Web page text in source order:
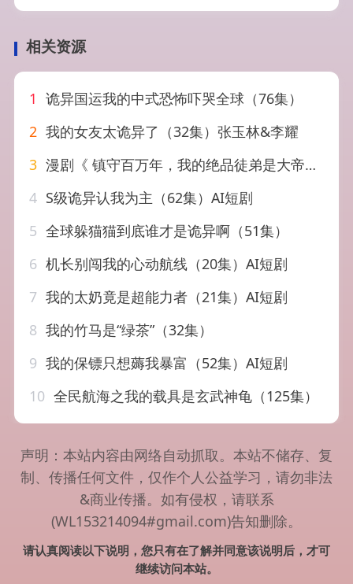
相关资源
1 诡异国运我的中式恐怖吓哭全球（76集）
2 我的女友太诡异了（32集）张玉林&李耀
3 漫剧《 镇守百万年，我的绝品徒弟是大帝&镇守百万年我的绝品徒弟是大帝（62集）漫剧
4 S级诡异认我为主（62集）AI短剧
5 全球躲猫猫到底谁才是诡异啊（51集）
6 机长别闯我的心动航线（20集）AI短剧
7 我的太奶竟是超能力者（21集）AI短剧
8 我的竹马是“绿茶”（32集）
9 我的保镖只想薅我暴富（52集）AI短剧
10 全民航海之我的载具是玄武神龟（125集）
声明：本站内容由网络自动抓取。本站不储存、复
制、传播任何文件，仅作个人公益学习，请勿非法
&商业传播。如有侵权，请联系
(WL153214094#gmail.com)告知删除。
请认真阅读以下说明，您只有在了解并同意该说明后，才可
继续访问本站。